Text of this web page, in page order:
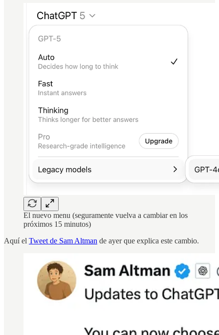
El nuevo menu (seguramente vuelva a cambiar en los
próximos 15 minutos)
Aquí el Tweet de Sam Altman de ayer que explica este cambio.